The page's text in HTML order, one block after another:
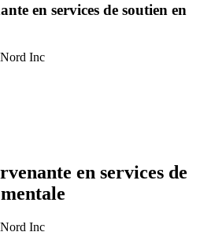
en services de soutien en
Inc
en services de
Inc